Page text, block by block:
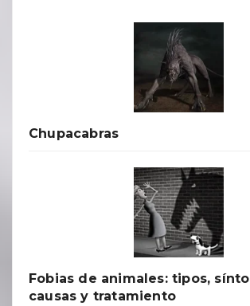
Chupacabras
Fobias de animales: tipos,
causas y tratamiento